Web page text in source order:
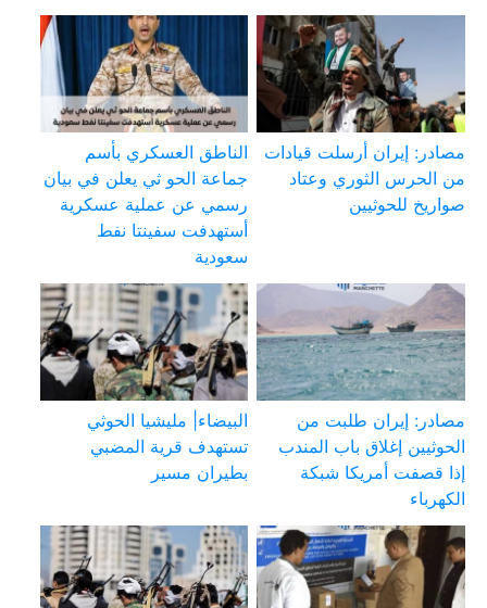
مصادر: إيران أرسلت قيادات
من الحرس الثوري وعتاد
صواريخ للحوثيين
الناطق العسكري بأسم
جماعة الحو ثي يعلن في بيان
رسمي عن عملية عسكرية
أستهدفت سفينتا نفط
سعودية
مصادر: إيران طلبت من
الحوثيين إغلاق باب المندب
إذا قصفت أمريكا شبكة
الكهرباء
البيضاء| مليشيا الحوثي
تستهدف قرية المضبي
بطيران مسير